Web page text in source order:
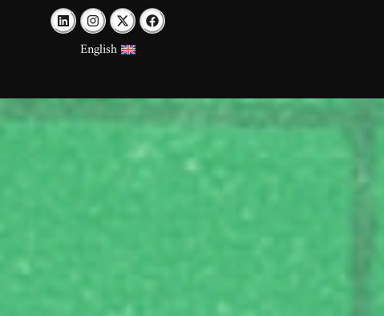
English